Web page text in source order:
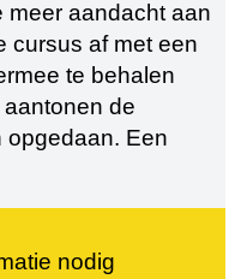
meer aandacht aan
cursus af met een
te behalen
de
opgedaan. Een
nodig